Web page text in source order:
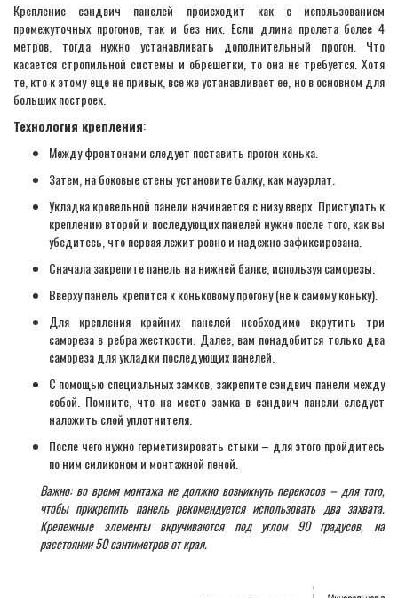
Крепление сэндвич панелей происходит как с использованием
промежуточных прогонов, так и без них. Если длина пролета более 4
метров, тогда нужно устанавливать дополнительный прогон. Что
касается стропильной системы и обрешетки, то она не требуется. Хотя
те, кто к этому еще не привык, все же устанавливает ее, но в основном для
больших построек.
Технология крепления:
Между фронтонами следует поставить прогон конька.
Затем, на боковые стены установите балку, как мауэрлат.
Укладка кровельной панели начинается с низу вверх. Приступать к
креплению второй и последующих панелей нужно после того, как вы
убедитесь, что первая лежит ровно и надежно зафиксирована.
Сначала закрепите панель на нижней балке, используя саморезы.
Вверху панель крепится к коньковому прогону (не к самому коньку).
Для крепления крайних панелей необходимо вкрутить три
самореза в ребра жесткости. Далее, вам понадобится только два
самореза для укладки последующих панелей.
С помощью специальных замков, закрепите сэндвич панели между
собой. Помните, что на место замка в сэндвич панели следует
наложить слой уплотнителя.
После чего нужно герметизировать стыки – для этого пройдитесь
по ним силиконом и монтажной пеной.
Важно: во время монтажа не должно возникнуть перекосов – для того,
чтобы прикрепить панель рекомендуется использовать два захвата.
Крепежные элементы вкручиваются под углом 90 градусов, на
расстоянии 50 сантиметров от края.